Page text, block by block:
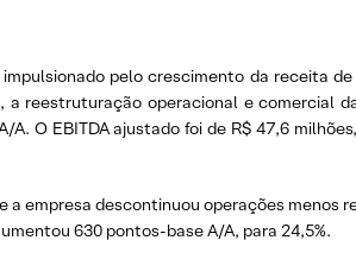
pelo crescimento da receita
reestruturação operacional e comercial
O EBITDA ajustado foi de R$ 47,6
a empresa descontinuou operações menos
630 pontos-base A/A, para 24,5%.